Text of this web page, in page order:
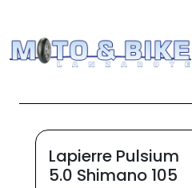
Lapierre Pulsium
5.0 Shimano 105